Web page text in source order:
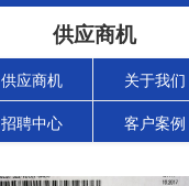
供应商机
供应商机 关于我们
招聘中心 客户案例